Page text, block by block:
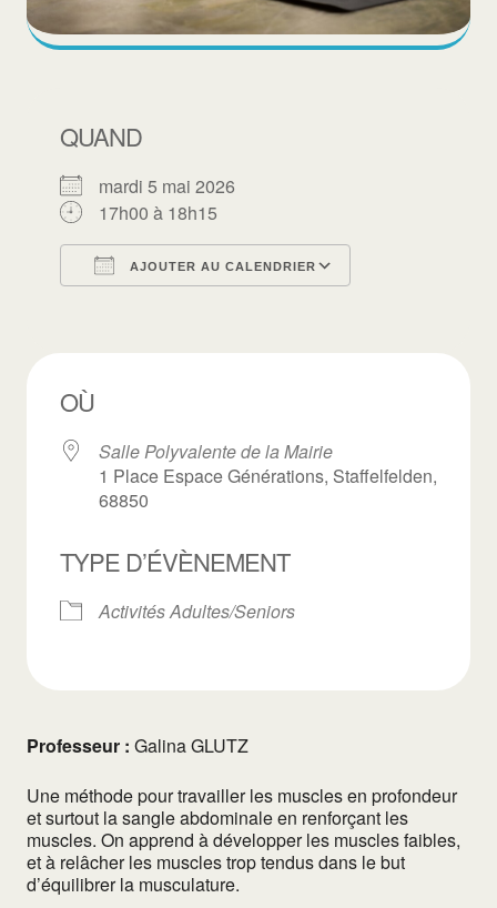
QUAND
mardi 5 mai 2026
17h00 à 18h15
AJOUTER AU CALENDRIER
OÙ
Salle Polyvalente de la Mairie
1 Place Espace Générations, Staffelfelden,
68850
TYPE D’ÉVÈNEMENT
Activités Adultes/Seniors
Professeur : Galina GLUTZ
Une méthode pour travailler les muscles en profondeur
et surtout la sangle abdominale en renforçant les
muscles. On apprend à développer les muscles faibles,
et à relâcher les muscles trop tendus dans le but
d’équilibrer la musculature.